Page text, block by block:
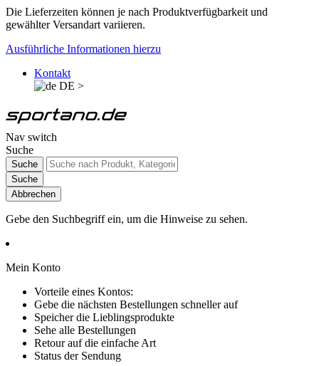
Die Lieferzeiten können je nach Produktverfügbarkeit und
gewählter Versandart variieren.
Ausführliche Informationen hierzu
Kontakt
DE >
Nav switch
Suche
Suche
Suche
Abbrechen
Gebe den Suchbegriff ein, um die Hinweise zu sehen.
Mein Konto
Vorteile eines Kontos:
Gebe die nächsten Bestellungen schneller auf
Speicher die Lieblingsprodukte
Sehe alle Bestellungen
Retour auf die einfache Art
Status der Sendung